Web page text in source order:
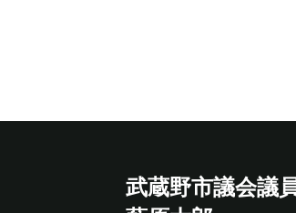
武蔵野市議会議